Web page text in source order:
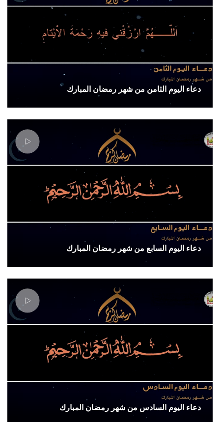
دعاء اليوم الثامن من شهر رمضان المبارك
دعاء اليوم السابع من شهر رمضان المبارك
دعاء اليوم السادس من شهر رمضان المبارك